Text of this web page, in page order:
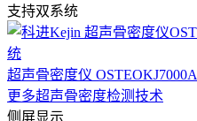
支持双系统
超声骨密度仪 OSTEOKJ7000A
更多超声骨密度检测技术
侧屏显示